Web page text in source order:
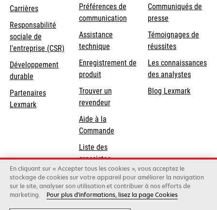
Carrières
s’ouvre
dans
un
nouvel
onglet
Responsabilité
sociale de
l'entreprise (CSR) s’ouvre
onglet
Développement
durable
Partenaires
Lexmark
Préférences de
communication
s’ouvre
dans
un
nouvel
onglet
Assistance
techniques’ouvre
un
onglet
Enregistrement de
produit
Trouver un
revendeur
Aide à la
Commande
Liste des
grossistes
Communiqués de
presse
Témoignages de
réussites
Les connaissances
des analystes
Blog Lexmark
Lexmark International, Inc., une entreprise Xerox
©2026 Tous droits réservés.
En cliquant sur « Accepter tous les cookies », vous acceptez le
stockage de cookies sur votre appareil pour améliorer la navigation
sur le site, analyser son utilisation et contribuer à nos efforts de
marketing.
Pour plus d'informations, lisez la page Cookies